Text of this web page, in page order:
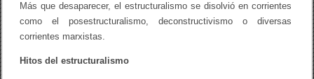
Más que desaparecer, el estructuralismo se disolvió en corrientes
como el posestructuralismo, deconstructivismo o diversas
corrientes marxistas.
Hitos del estructuralismo